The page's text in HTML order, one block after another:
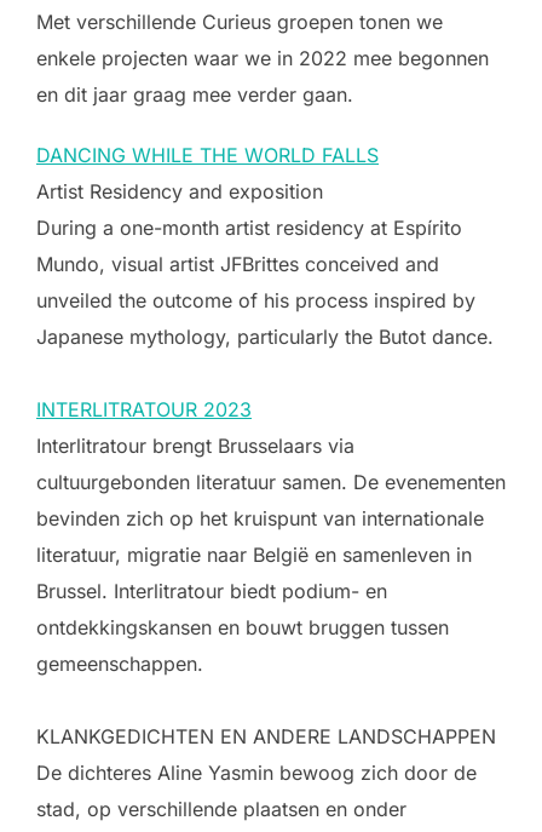
Met verschillende Curieus groepen tonen we
enkele projecten waar we in 2022 mee begonnen
en dit jaar graag mee verder gaan.
DANCING WHILE THE WORLD FALLS
Artist Residency and exposition
During a one-month artist residency at Espírito
Mundo, visual artist JFBrittes conceived and
unveiled the outcome of his process inspired by
Japanese mythology, particularly the Butot dance.
INTERLITRATOUR 2023
Interlitratour brengt Brusselaars via
cultuurgebonden literatuur samen. De evenementen
bevinden zich op het kruispunt van internationale
literatuur, migratie naar België en samenleven in
Brussel. Interlitratour biedt podium- en
ontdekkingskansen en bouwt bruggen tussen
gemeenschappen.
KLANKGEDICHTEN EN ANDERE LANDSCHAPPEN
De dichteres Aline Yasmin bewoog zich door de
stad, op verschillende plaatsen en onder